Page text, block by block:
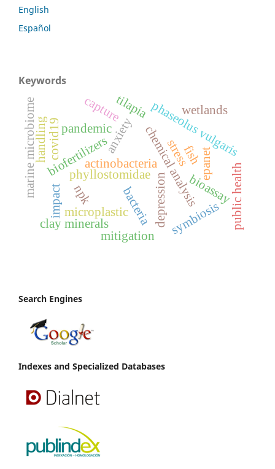
English
Español
Keywords
chemical analysis
actinobacteria
bacteria
biofertilizers
bioassay
npk
phaseolus vulgaris
phyllostomidae depression
anxiety stress
pandemic
covid19
microplastic
impact
mitigation
marine microbiome
symbiosis
epanet
fish
public health
wetlands
handling
capturetilapia
clay minerals
Search Engines
Indexes and Specialized Databases